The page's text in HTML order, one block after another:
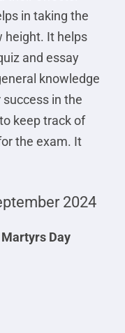
in taking the
height. It helps
and essay
knowledge
in the
keep track of
the exam. It
2024
Day